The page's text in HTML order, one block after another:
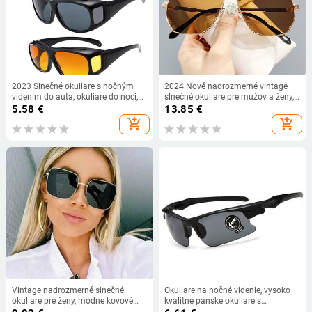
2023 Slnečné okuliare s nočným
videním do auta, okuliare do noci,
okuliare pre vodiča, unisex slnečné
okuliare s UV ochranou, darčekové
slnečné okuliare
5.58 €
add_shopping_cart
2024 Nové nadrozmerné vintage
slnečné okuliare pre mužov a ženy,
módne polarizované
fotochromatické okuliare s dvojitým
mostíkom pre šoférovanie
13.85 €
add_shopping_cart
Vintage nadrozmerné slnečné
okuliare pre ženy, módne kovové
Okuliare na nočné videnie, vysoko
kvalitné pánske okuliare s